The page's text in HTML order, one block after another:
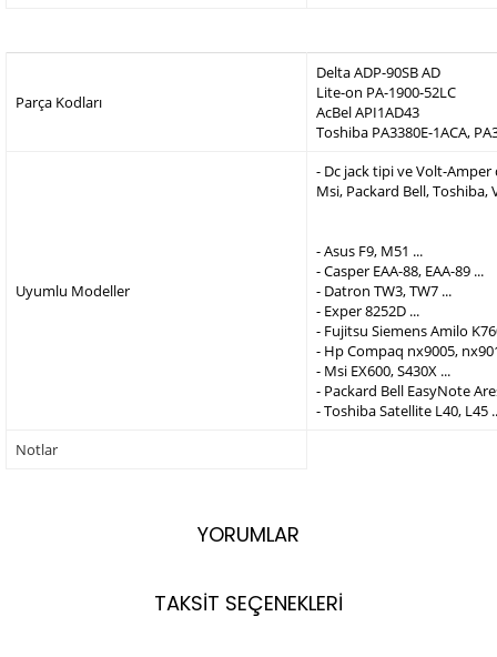
Parça Kodları
Delta ADP-90SB AD
Lite-on PA-1900-52LC
AcBel API1AD43
Toshiba PA3380E-1ACA,
Uyumlu Modeller
- Dc jack tipi ve Volt-
Msi, Packard Bell,
- Asus F9, M51 ...
- Casper EAA-88, EAA-89 ...
- Datron TW3, TW7 ...
- Exper 8252D ...
- Fujitsu Siemens Amilo
- Hp Compaq nx9005,
- Msi EX600, S430X ...
- Packard Bell EasyNote
- Toshiba Satellite L40, L45
Notlar
YORUMLAR
TAKSİT SEÇENEKLERİ